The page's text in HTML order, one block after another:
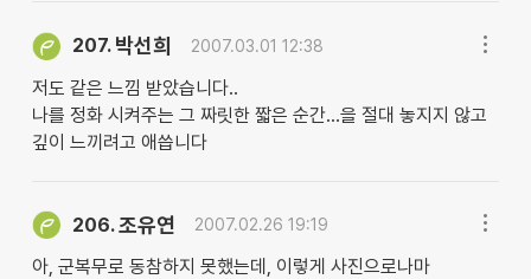
207. 박선희 2007.03.01 12:38
저도 같은 느낌 받았습니다..
나를 정화 시켜주는 그 짜릿한 짧은 순간...을 절대 놓지지 않고
깊이 느끼려고 애씁니다
206.조유연 2007.02.26 19:19
아, 군복무로 동참하지 못했는데, 이렇게 사진으로나마